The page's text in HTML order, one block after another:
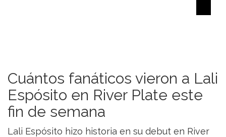
Cuántos fanáticos vieron a Lali
Espósito en River Plate este
fin de semana
Lali Espósito hizo historia en su debut en River